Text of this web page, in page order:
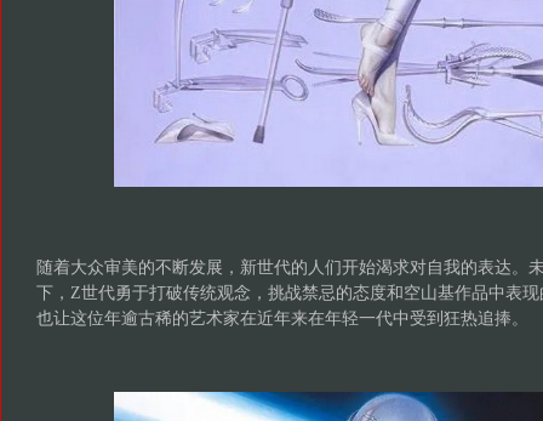
随着大众审美的不断发展，新世代的人们开始渴求对自我的表达。
下，Z世代勇于打破传统观念，挑战禁忌的态度和空山基作品中表
也让这位年逾古稀的艺术家在近年来在年轻一代中受到狂热追捧。